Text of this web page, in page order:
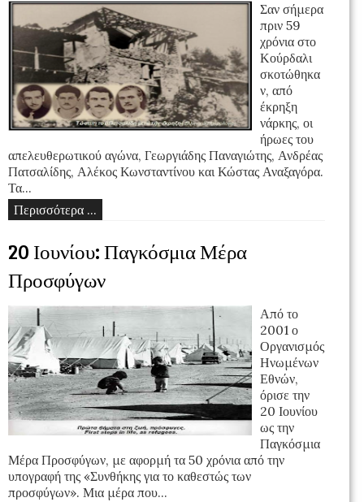
Σαν σήμερα
πριν 59
χρόνια στο
Κούρδαλι
σκοτώθηκα
ν, από
έκρηξη
νάρκης, οι
ήρωες του
απελευθερωτικού αγώνα, Γεωργιάδης Παναγιώτης, Ανδρέας
Πατσαλίδης, Αλέκος Κωνσταντίνου και Κώστας Αναξαγόρα.
Τα...
Περισσότερα ...
20 Ιουνίου: Παγκόσμια Μέρα
Προσφύγων
Από το
2001 ο
Οργανισμός
Ηνωμένων
Εθνών,
όρισε την
20 Ιουνίου
ως την
Παγκόσμια
Μέρα Προσφύγων, με αφορμή τα 50 χρόνια από την
υπογραφή της «Συνθήκης για το καθεστώς των
προσφύγων». Μια μέρα που...